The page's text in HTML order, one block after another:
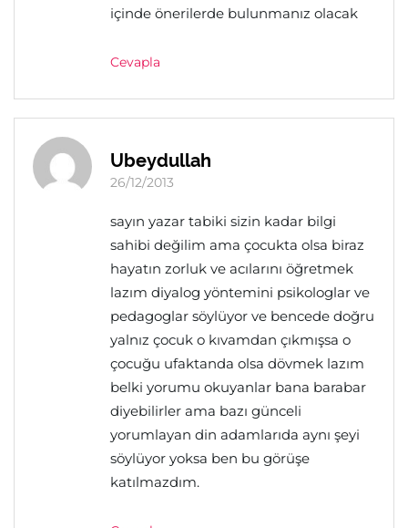
içinde önerilerde bulunmanız olacak
Cevapla
Ubeydullah
26/12/2013
sayın yazar tabiki sizin kadar bilgi
sahibi değilim ama çocukta olsa biraz
hayatın zorluk ve acılarını öğretmek
lazım diyalog yöntemini psikologlar ve
pedagoglar söylüyor ve bencede doğru
yalnız çocuk o kıvamdan çıkmışsa o
çocuğu ufaktanda olsa dövmek lazım
belki yorumu okuyanlar bana barabar
diyebilirler ama bazı günceli
yorumlayan din adamlarıda aynı şeyi
söylüyor yoksa ben bu görüşe
katılmazdım.